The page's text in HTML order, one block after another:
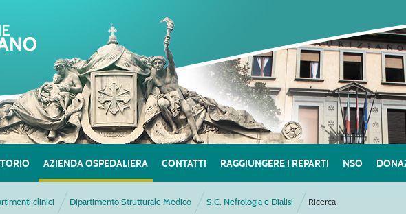
AZIENDA OSPEDALIERA CONTATTI RAGGIUNGERE I REPARTI NSO
clinici Dipartimento Strutturale Medico S.C. Nefrologia e Dialisi Ricerca